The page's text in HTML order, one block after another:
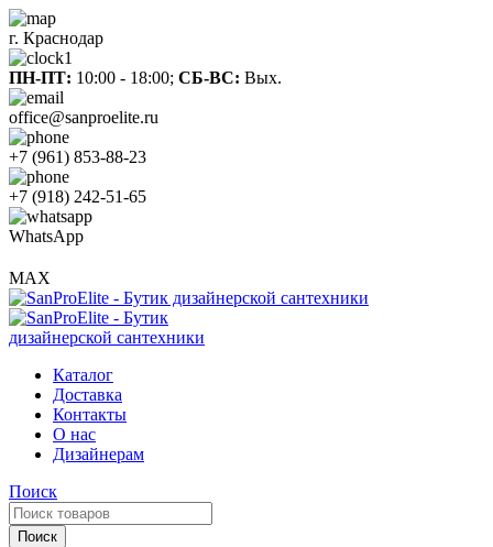
г. Краснодар
ПН-ПТ: 10:00 - 18:00; СБ-ВС: Вых.
office@sanproelite.ru
+7 (961) 853-88-23
+7 (918) 242-51-65
WhatsApp
MAX
Каталог
Доставка
Контакты
О нас
Дизайнерам
Поиск
Поиск